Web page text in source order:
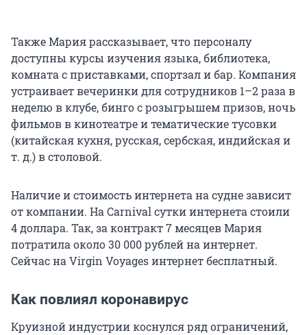
Также Мария рассказывает, что персоналу
доступны курсы изучения языка, библиотека,
комната с приставками, спортзал и бар. Компания
устраивает вечеринки для сотрудников 1–2 раза в
неделю в клубе, бинго с розыгрышем призов, ночь
фильмов в кинотеатре и тематические тусовки
(китайская кухня, русская, сербская, индийская и
т. д.) в столовой.
Наличие и стоимость интернета на судне зависит
от компании. На Carnival сутки интернета стоили
4 доллара. Так, за контракт 7 месяцев Мария
потратила около 30 000 рублей на интернет.
Сейчас на Virgin Voyages интернет бесплатный.
Как повлиял коронавирус
Круизной индустрии коснулся ряд ограничений,